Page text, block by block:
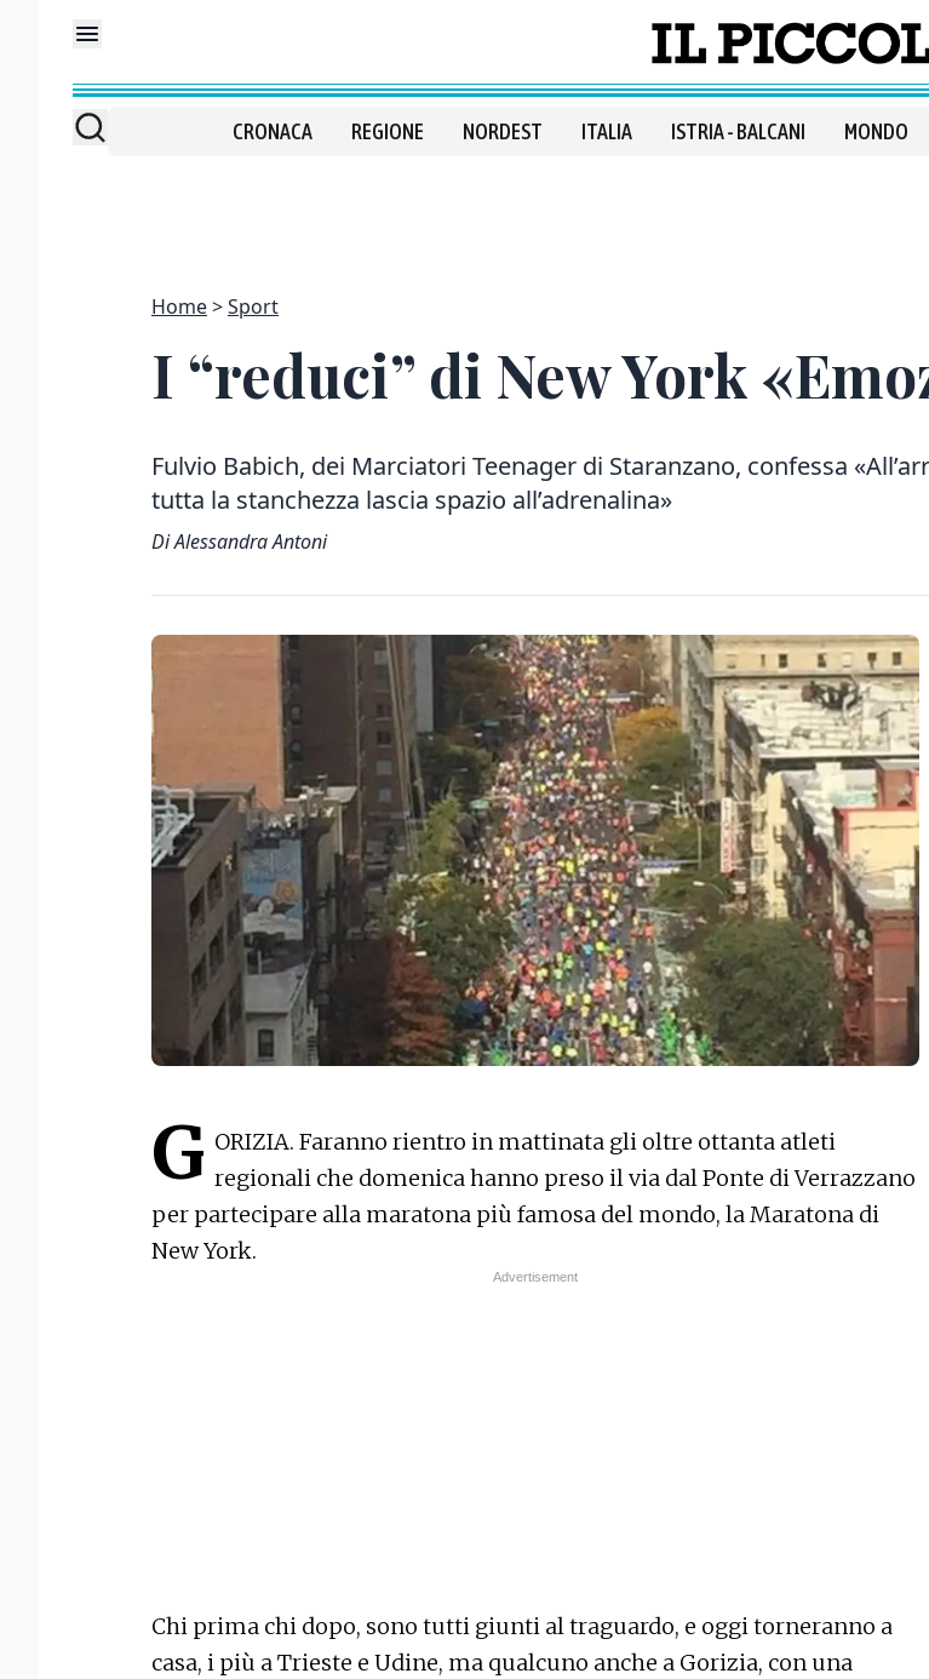
CRONACA REGIONE NORDEST ITALIA ISTRIA - BALCANI MONDO
Home Sport
I “reduci” di New York
Fulvio Babich, dei Marciatori Teenager di Staranzano, confessa
tutta la stanchezza lascia spazio all’adrenalina»
Di Alessandra Antoni
G ORIZIA. Faranno rientro in mattinata gli oltre ottanta atleti
regionali che domenica hanno preso il via dal Ponte di Verrazzano
per partecipare alla maratona più famosa del mondo, la Maratona di
New York.
Chi prima chi dopo, sono tutti giunti al traguardo, e oggi torneranno a
casa, i più a Trieste e Udine, ma qualcuno anche a Gorizia, con una